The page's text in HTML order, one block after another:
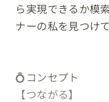
ら実現できるか模
ナーの私を見つけ
💍コンセプト
【つながる】